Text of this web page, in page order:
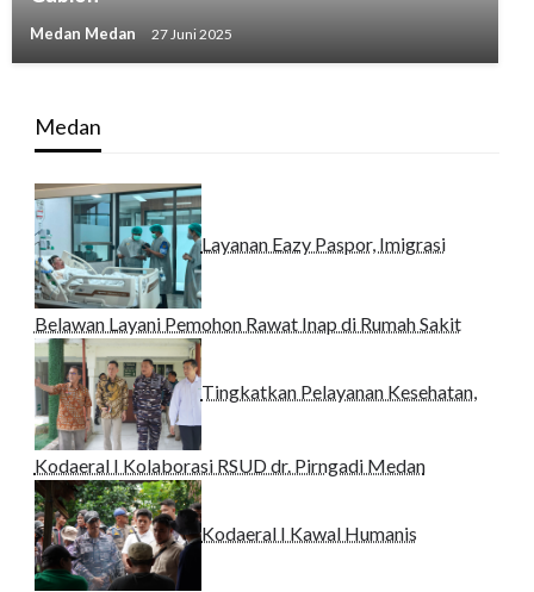
Medan Medan 27 Juni 2025
Medan
Layanan Eazy Paspor, Imigrasi
Belawan Layani Pemohon Rawat Inap di Rumah Sakit
Tingkatkan Pelayanan Kesehatan,
Kodaeral I Kolaborasi RSUD dr. Pirngadi Medan‎
Kodaeral I Kawal Humanis